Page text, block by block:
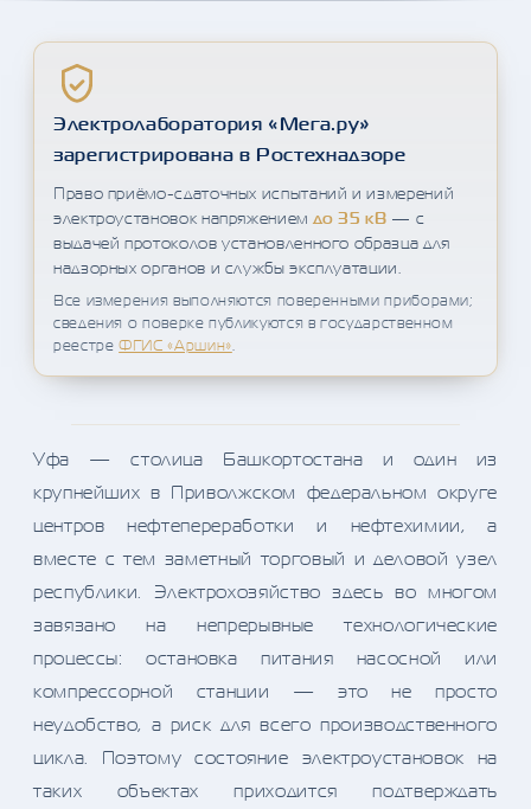
Электролаборатория «Мега.ру»
зарегистрирована в Ростехнадзоре
Право приёмо-сдаточных испытаний и измерений
электроустановок напряжением до 35 кВ — с
выдачей протоколов установленного образца для
надзорных органов и службы эксплуатации.
Все измерения выполняются поверенными приборами;
сведения о поверке публикуются в государственном
реестреФГИС «Аршин».
Уфа — столица Башкортостана и один из
крупнейших в Приволжском федеральном округе
центров нефтепереработки и нефтехимии, а
вместе с тем заметный торговый и деловой узел
республики. Электрохозяйство здесь во многом
завязано на непрерывные технологические
процессы: остановка питания насосной или
компрессорной станции — это не просто
неудобство, а риск для всего производственного
цикла. Поэтому состояние электроустановок на
таких объектах приходится подтверждать